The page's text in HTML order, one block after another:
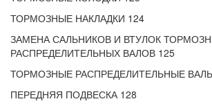
ТОРМОЗНЫЕ НАКЛАДКИ 124
ЗАМЕНА САЛЬНИКОВ И ВТУЛОК
РАСПРЕДЕЛИТЕЛЬНЫХ ВАЛОВ 125
ТОРМОЗНЫЕ РАСПРЕДЕЛИТЕЛЬНЫЕ
ПЕРЕДНЯЯ ПОДВЕСКА 128